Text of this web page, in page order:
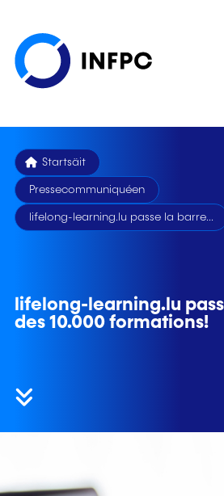
Startsäit
Pressecommuniquéen
lifelong-learning.lu passe la barre...
lifelong-learning.lu
des 10.000 formations!